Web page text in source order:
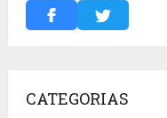
CATEGORIAS